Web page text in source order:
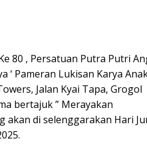
80 , Persatuan Putra Putri
‘ Pameran Lukisan Karya
Jalan Kyai Tapa, Grogol
bertajuk ” Merayakan
akan di selenggarakan Hari